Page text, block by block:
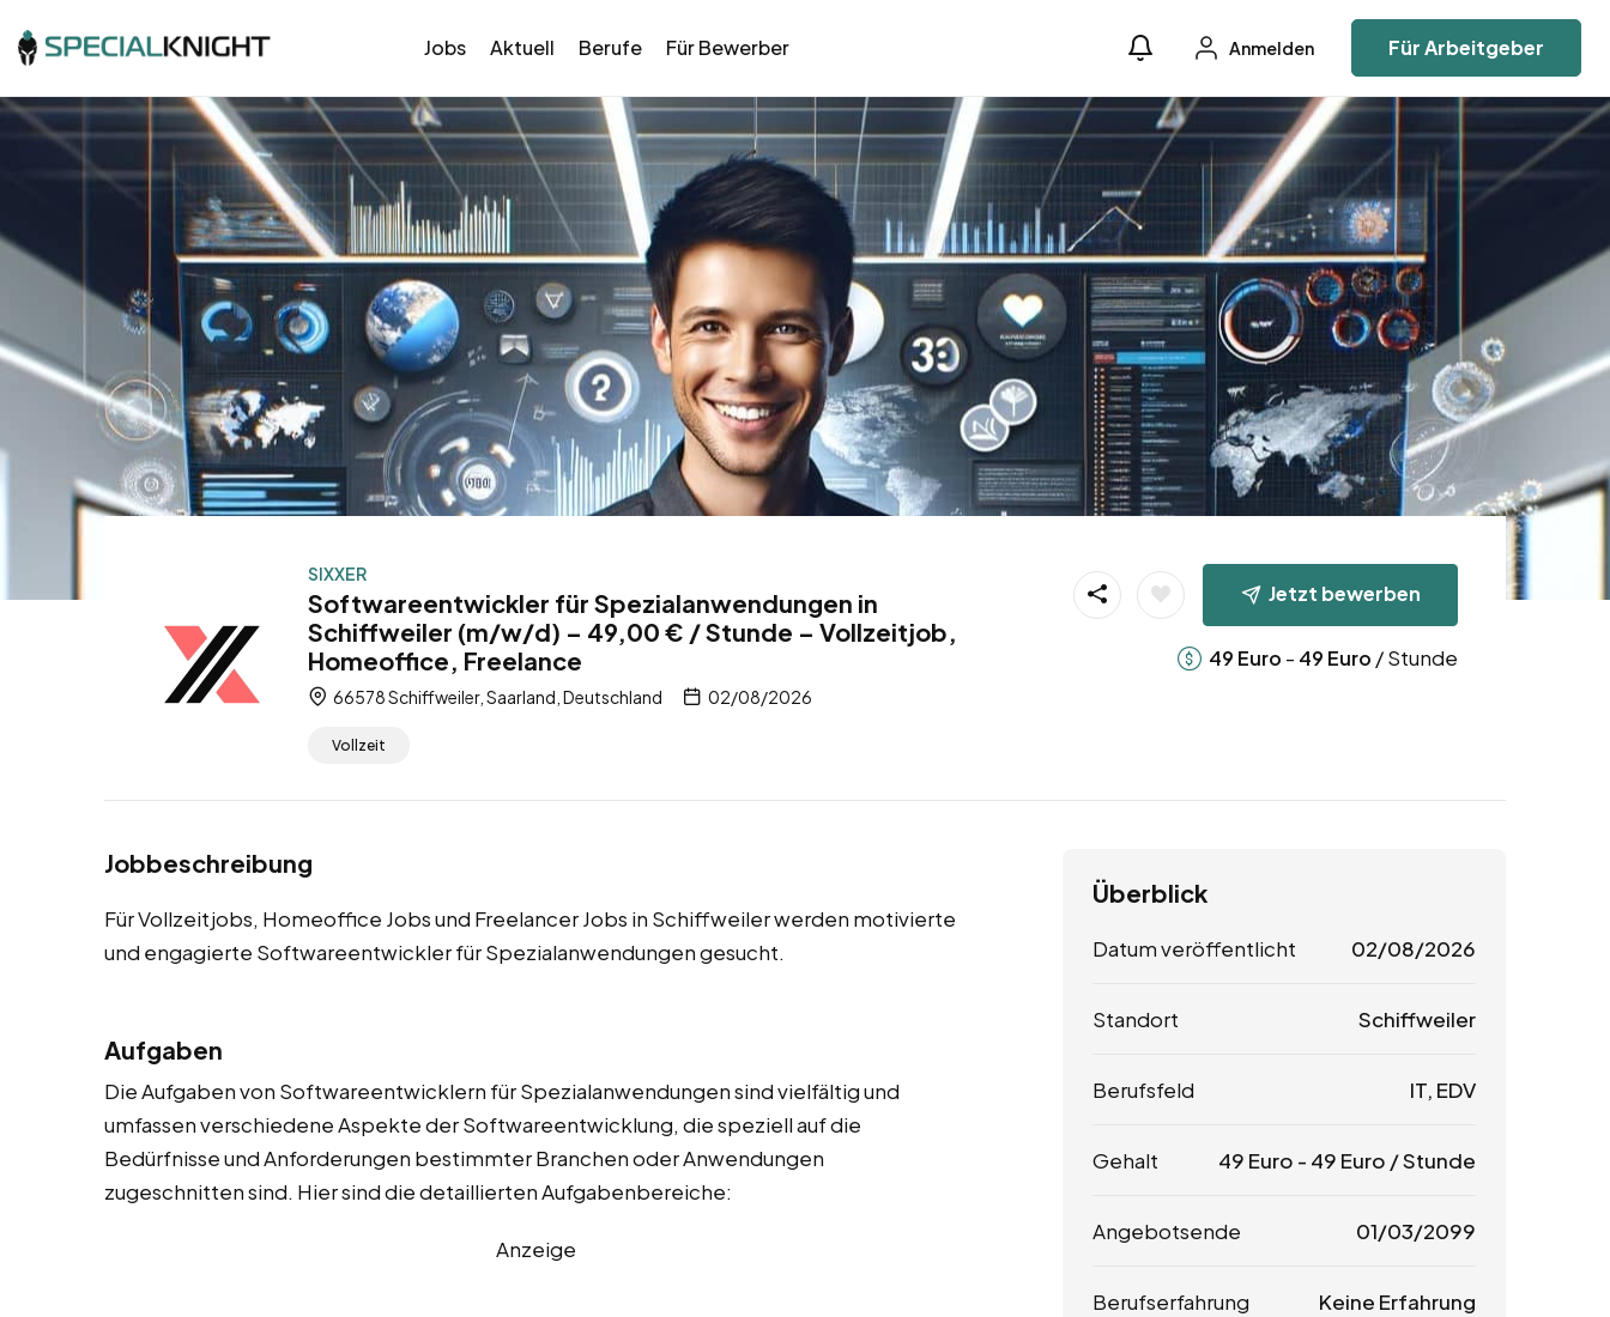
Jobs Aktuell Berufe Für Bewerber Anmelden Für Arbeitgeber
SIXXER
Softwareentwickler für Spezialanwendungen in
Schiffweiler (m/w/d) – 49,00 € / Stunde – Vollzeitjob,
Homeoffice, Freelance
66578 Schiffweiler, Saarland, Deutschland 02/08/2026
Vollzeit
Jetzt bewerben
49 Euro - 49 Euro / Stunde
Jobbeschreibung
Für Vollzeitjobs, Homeoffice Jobs und Freelancer Jobs in Schiffweiler werden motivierte
und engagierte Softwareentwickler für Spezialanwendungen gesucht.
Aufgaben
Die Aufgaben von Softwareentwicklern für Spezialanwendungen sind vielfältig und
umfassen verschiedene Aspekte der Softwareentwicklung, die speziell auf die
Bedürfnisse und Anforderungen bestimmter Branchen oder Anwendungen
zugeschnitten sind. Hier sind die detaillierten Aufgabenbereiche:
Anzeige
Überblick
Datum veröffentlicht 02/08/2026
Standort Schiffweiler
Berufsfeld IT, EDV
Gehalt 49 Euro - 49 Euro / Stunde
Angebotsende 01/03/2099
Berufserfahrung Keine Erfahrung